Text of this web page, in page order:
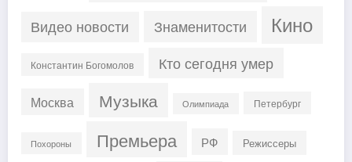
Видео новости Знаменитости Кино
Константин Богомолов Кто сегодня умер
Москва Музыка Олимпиада Петербург
Похороны Премьера РФ Режиссеры